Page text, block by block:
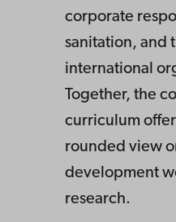
corporate
sanitation, and
international
Together, the
curriculum
rounded view
development
research.